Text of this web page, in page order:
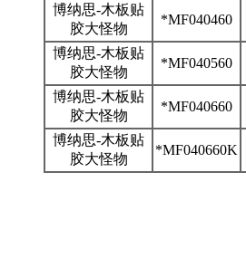
博纳思-木板贴
胶大怪物
*MF040460
博纳思-木板贴
胶大怪物
*MF040560
博纳思-木板贴
胶大怪物
*MF040660
博纳思-木板贴
胶大怪物
*MF040660K